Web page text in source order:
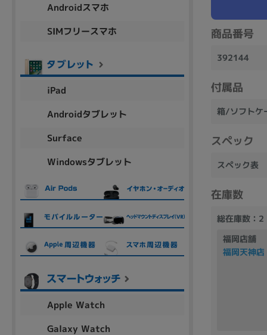
商品番号
392144
付属品
箱/ソフトケ
スペック
スペック表
在庫数
総在庫数：2
福岡店舗
福岡天神店
Androidスマホ
SIMフリースマホ
iPad
Androidタブレット
Surface
Windowsタブレット
Apple Watch
Galaxy Watch
商品シリーズ名・ブランド名の絞り込み。
aspire Inspiron
商品の搭載機能による絞り込み
Webカメラ内蔵
ランク
商品状態の絞り込み
新品/未使用 中古 新品